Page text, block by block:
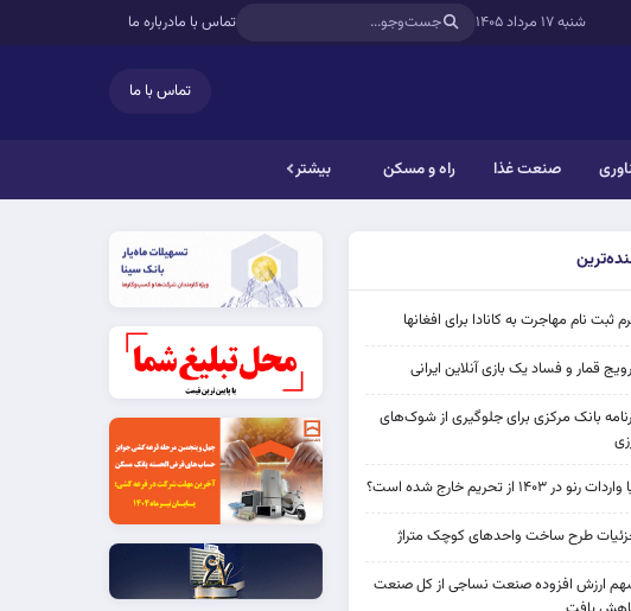
شنبه ۱۷ مرداد ۱۴۰۵ تماس با مادرباره ما
تماس با ما
صنعت غذا راه و مسکن بیشتر
ثبت نام مهاجرت به کانادا برای افغانها
قمار و فساد یک بازی آنلاین ایرانی
بانک مرکزی برای جلوگیری از شوک‌های
رنو در ۱۴۰۳ از تحریم خارج شده است؟
طرح ساخت واحدهای کوچک متراژ
ارزش افزوده صنعت نساجی از کل صنعت